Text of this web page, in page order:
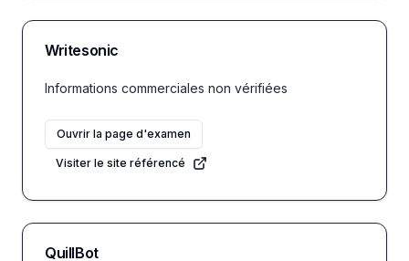
Writesonic
Informations commerciales non vérifiées
Ouvrir la page d'examen
Visiter le site référencé
QuillBot